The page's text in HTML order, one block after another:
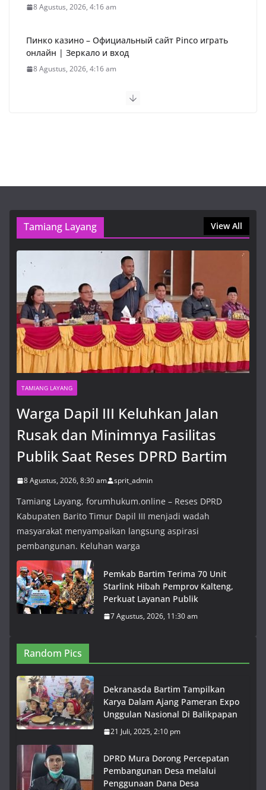
8 Agustus, 2026, 4:16 am
Пинко казино – Официальный сайт Pinco играть
онлайн | Зеркало и вход
8 Agustus, 2026, 4:16 am
Пинко казино – Официальный сайт Pinco играть
Warga Dapil III Keluhkan Jalan
Rusak dan Minimnya Fasilitas
Publik Saat Reses DPRD Bartim
8 Agustus, 2026, 8:30 am
Tamiang Layang View All
TAMIANG LAYANG
Warga Dapil III Keluhkan Jalan
Rusak dan Minimnya Fasilitas
Publik Saat Reses DPRD Bartim
8 Agustus, 2026, 8:30 am sprit_admin
Tamiang Layang, forumhukum.online – Reses DPRD
Kabupaten Barito Timur Dapil III menjadi wadah
masyarakat menyampaikan langsung aspirasi
pembangunan. Keluhan warga
Pemkab Bartim Terima 70 Unit
Starlink Hibah Pemprov Kalteng,
Perkuat Layanan Publik
7 Agustus, 2026, 11:30 am
Random Pics
Dekranasda Bartim Tampilkan
Karya Dalam Ajang Pameran Expo
Unggulan Nasional Di Balikpapan
21 Juli, 2025, 2:10 pm
DPRD Mura Dorong Percepatan
Pembangunan Desa melalui
Penggunaan Dana Desa